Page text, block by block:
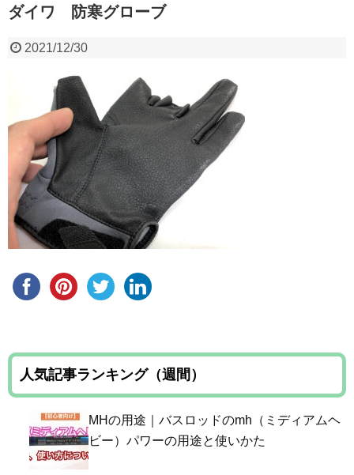
ダイワ 防寒グローブ
2021/12/30
人気記事ランキング（週間）
MHの用途｜バスロッドのmh（ミディアムヘ
ビー）パワーの用途と使いかた